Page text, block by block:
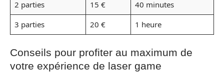
2 parties
15 €
40 minutes
3 parties
20 € 1 heure
Conseils pour profiter au maximum de
votre expérience de laser game